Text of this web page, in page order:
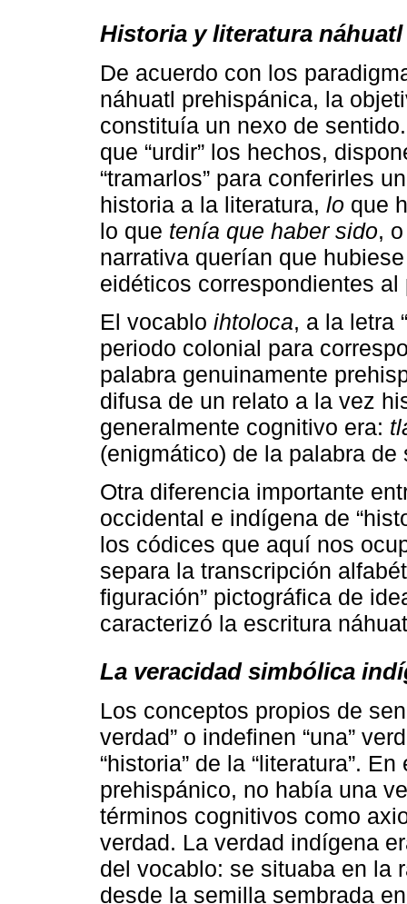
Historia y literatura
De acuerdo con los
náhuatl prehispánica, la
constituía un nexo de
que “urdir” los hechos,
“tramarlos” para conferirles
historia a la literatura, lo que
lo que tenía que haber sido,
narrativa querían que
eidéticos correspondientes
El vocablo ihtoloca, a la letra
periodo colonial para
palabra genuinamente
difusa de un relato a la vez
generalmente cognitivo era:
(enigmático) de la palabra de
Otra diferencia importante
occidental e indígena de
los códices que aquí nos
separa la transcripción
figuración” pictográfica de
caracterizó la escritura
La veracidad simbólica
Los conceptos propios de
verdad” o indefinen “una”
“historia” de la “literatura”.
prehispánico, no había una
términos cognitivos como
verdad. La verdad indígena
del vocablo: se situaba en la
desde la semilla sembrada